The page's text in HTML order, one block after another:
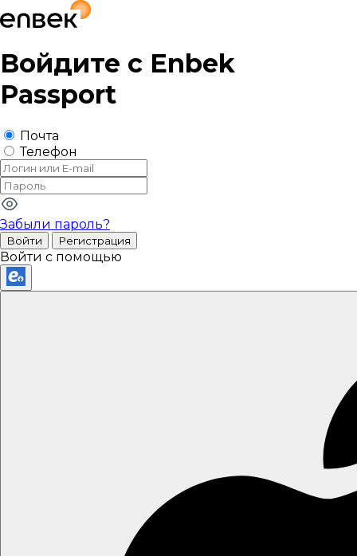
Войдите с Enbek
Passport
Почта
Телефон
Забыли пароль?
Войти Регистрация
Войти с помощью